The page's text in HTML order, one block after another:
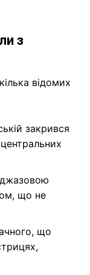
з
відомих
закрився
що не
що